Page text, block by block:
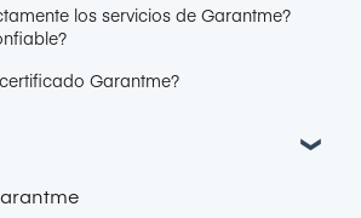
los servicios de Garantme?
Garantme?